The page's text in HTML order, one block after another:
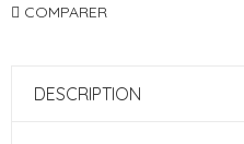
COMPARER
DESCRIPTION